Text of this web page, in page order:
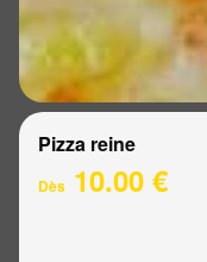
Pizza reine
Dès 10.00 €